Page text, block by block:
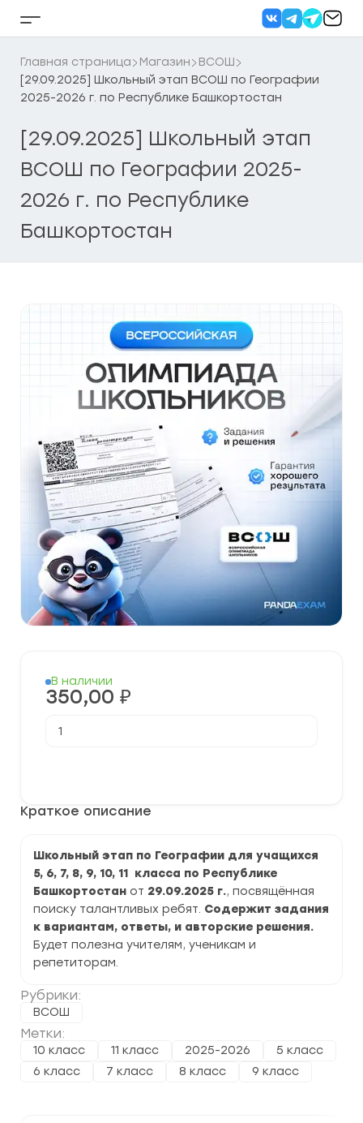
Кнопка
бокового
меню
Главная страница Магазин
ВСОШ
[29.09.2025] Школьный этап ВСОШ по Географии
2025-2026 г. по Республике Башкортостан
[29.09.2025] Школьный этап
ВСОШ по Географии 2025-
2026 г. по Республике
Башкортостан
Краткое описание
Школьный этап по Географии для учащихся
5, 6, 7, 8, 9, 10, 11 класса по Республике
Башкортостан от 29.09.2025 г., посвящённая
поиску талантливых ребят. Содержит задания
к вариантам, ответы, и авторские решения.
Будет полезна учителям, ученикам и
репетиторам.
Рубрики:
ВСОШ
Метки:
10 класс 11 класс 2025-2026
5 класс
6 класс
7 класс 8 класс 9 класс
В наличии
350,00 ₽
товара
Географии
г.
по
Республике
Башкортостан